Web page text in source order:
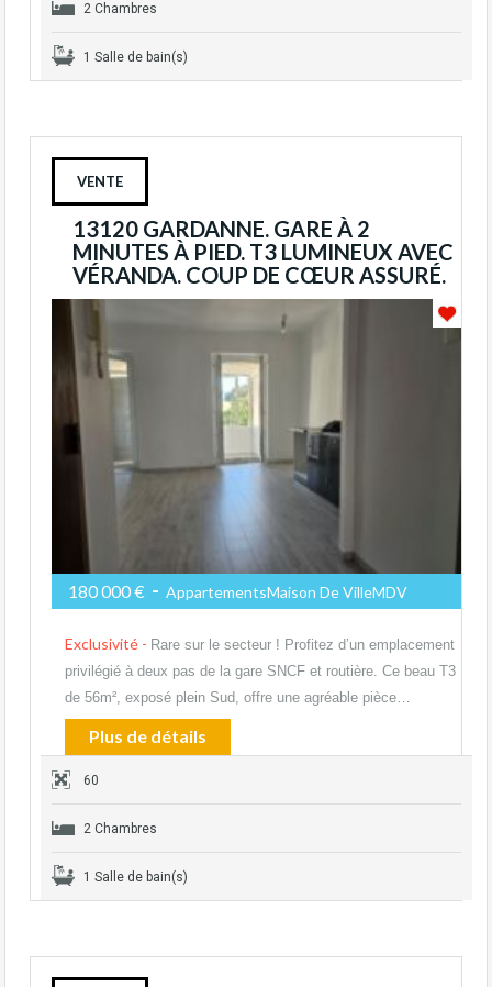
2 Chambres
1 Salle de bain(s)
VENTE
13120 GARDANNE. GARE À 2
MINUTES À PIED. T3 LUMINEUX AVEC
VÉRANDA. COUP DE CŒUR ASSURÉ.
180 000 € - AppartementsMaison De VilleMDV
Exclusivité - Rare sur le secteur ! Profitez d’un emplacement
privilégié à deux pas de la gare SNCF et routière. Ce beau T3
de 56m², exposé plein Sud, offre une agréable pièce…
Plus de détails
60
2 Chambres
1 Salle de bain(s)